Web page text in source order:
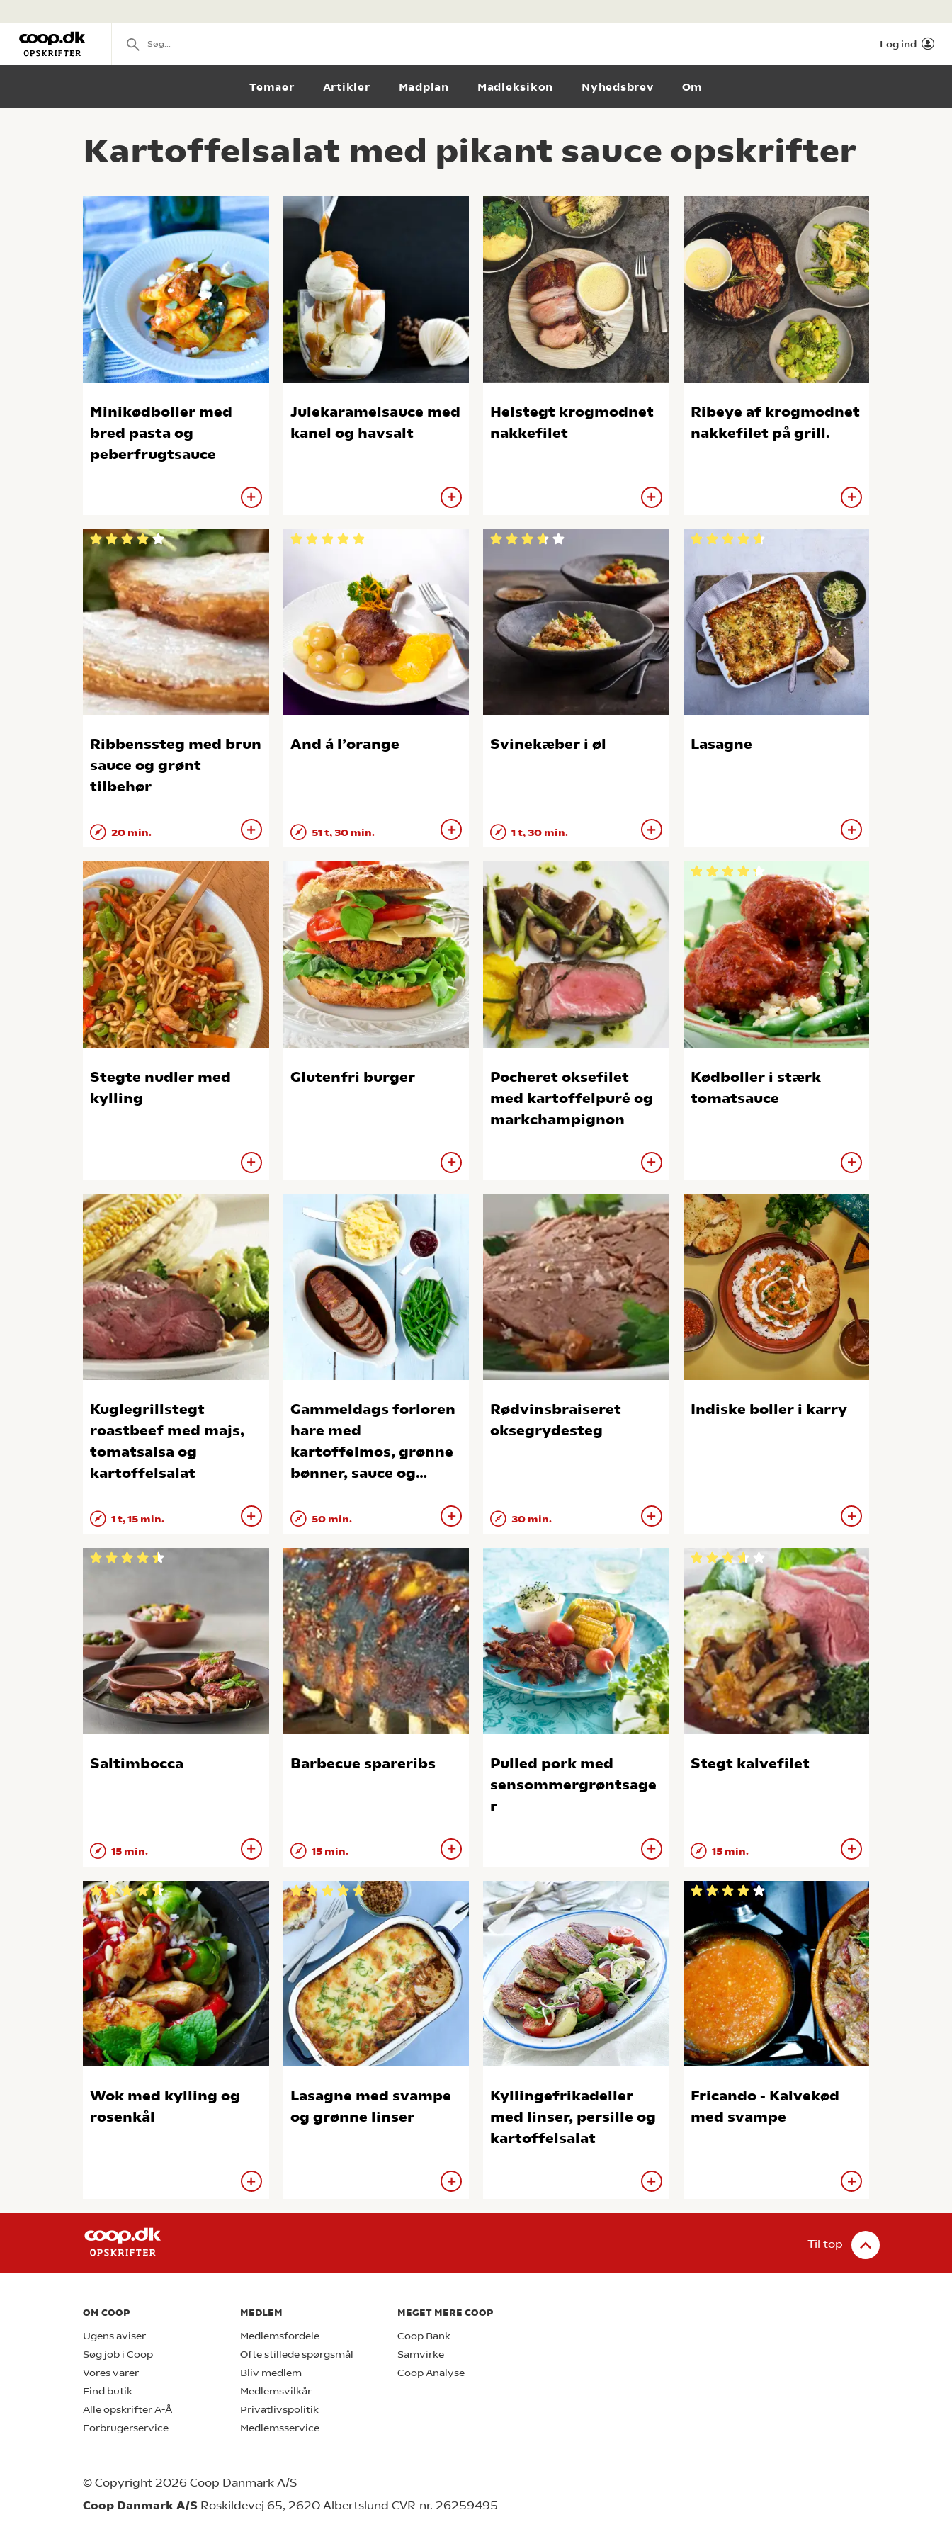
Log ind
Temaer Artikler Madplan Madleksikon Nyhedsbrev Om
Kartoffelsalat med pikant sauce opskrifter
Minikødboller med
bred pasta og
peberfrugtsauce
Julekaramelsauce med
kanel og havsalt
Helstegt krogmodnet
nakkefilet
Ribeye af krogmodnet
nakkefilet på grill.
Ribbenssteg med brun
sauce og grønt
tilbehør
20 min.
And á l’orange
51 t, 30 min.
Svinekæber i øl
1 t, 30 min.
Lasagne
Stegte nudler med
kylling
Glutenfri burger
Pocheret oksefilet
med kartoffelpuré og
markchampignon
Kødboller i stærk
tomatsauce
Kuglegrillstegt
roastbeef med majs,
tomatsalsa og
kartoffelsalat
1 t, 15 min.
Gammeldags forloren
hare med
kartoffelmos, grønne
bønner, sauce og
50 min.
Rødvinsbraiseret
oksegrydesteg
30 min.
Indiske boller i karry
Saltimbocca
15 min.
Barbecue spareribs
15 min.
Pulled pork med
sensommergrøntsage
r
Stegt kalvefilet
15 min.
Wok med kylling og
rosenkål
Lasagne med svampe
og grønne linser
Kyllingefrikadeller
med linser, persille og
kartoffelsalat
Fricando - Kalvekød
med svampe
Til top
OM COOP
Ugens aviser
Søg job i Coop
Vores varer
Find butik
Alle opskrifter A-Å
Forbrugerservice
MEDLEM
Medlemsfordele
Ofte stillede spørgsmål
Bliv medlem
Medlemsvilkår
Privatlivspolitik
Medlemsservice
MEGET MERE COOP
Coop Bank
Samvirke
Coop Analyse
© Copyright 2026 Coop Danmark A/S
Coop Danmark A/S Roskildevej 65, 2620 Albertslund CVR-nr. 26259495